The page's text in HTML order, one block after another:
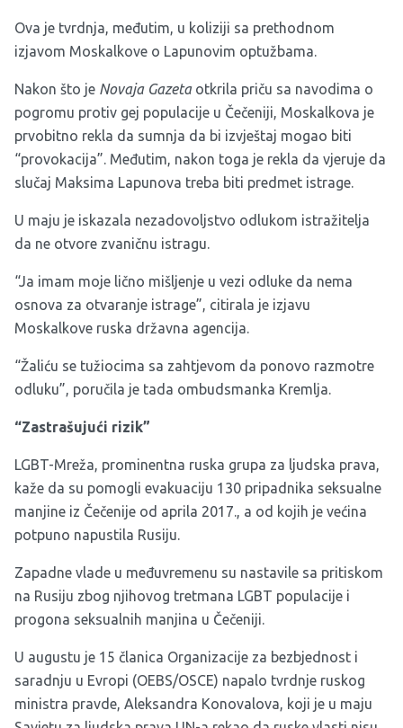
Ova je tvrdnja, međutim, u koliziji sa prethodnom
izjavom Moskalkove o Lapunovim optužbama.
Nakon što je Novaja Gazetaotkrila priču sa navodima o
pogromu protiv gej populacije u Čečeniji, Moskalkova je
prvobitno rekla da sumnja da bi izvještaj mogao biti
“provokacija”. Međutim, nakon toga je rekla da vjeruje da
slučaj Maksima Lapunova treba biti predmet istrage.
U maju je iskazala nezadovoljstvo odlukom istražitelja
da ne otvore zvaničnu istragu.
“Ja imam moje lično mišljenje u vezi odluke da nema
osnova za otvaranje istrage”, citirala je izjavu
Moskalkove ruska državna agencija.
“Žaliću se tužiocima sa zahtjevom da ponovo razmotre
odluku”, poručila je tada ombudsmanka Kremlja.
“Zastrašujući rizik”
LGBT-Mreža, prominentna ruska grupa za ljudska prava,
kaže da su pomogli evakuaciju 130 pripadnika seksualne
manjine iz Čečenije od aprila 2017., a od kojih je većina
potpuno napustila Rusiju.
Zapadne vlade u međuvremenu su nastavile sa pritiskom
na Rusiju zbog njihovog tretmana LGBT populacije i
progona seksualnih manjina u Čečeniji.
U augustu je 15 članica Organizacije za bezbjednost i
saradnju u Evropi (OEBS/OSCE) napalo tvrdnje ruskog
ministra pravde, Aleksandra Konovalova, koji je u maju